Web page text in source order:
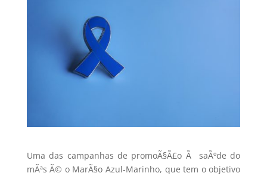
Uma das campanhas de promoÃ§Ã£o Ã saÃºde do
mÃªs Ã© o MarÃ§o Azul-Marinho, que tem o objetivo